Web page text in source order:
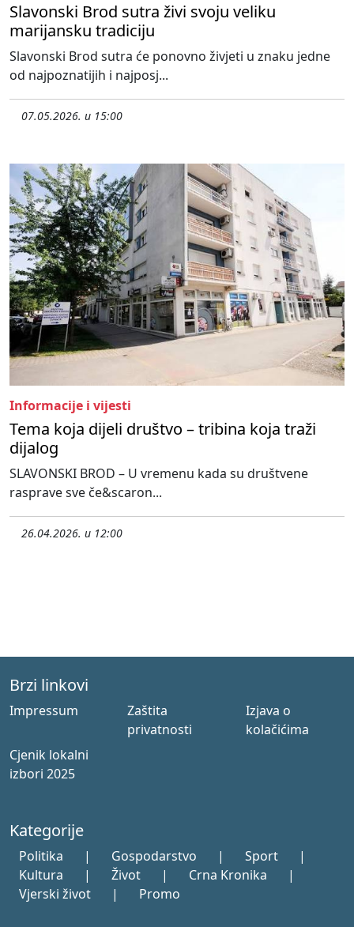
Slavonski Brod sutra živi svoju veliku
marijansku tradiciju
Slavonski Brod sutra će ponovno živjeti u znaku jedne
od najpoznatijih i najposj...
07.05.2026. u 15:00
Informacije i vijesti
Tema koja dijeli društvo – tribina koja traži
dijalog
SLAVONSKI BROD – U vremenu kada su društvene
rasprave sve če&scaron...
26.04.2026. u 12:00
Brzi linkovi
Impressum
Zaštita
privatnosti
Izjava o
kolačićima
Cjenik lokalni
izbori 2025
Kategorije
Politika | Gospodarstvo | Sport
|
Kultura
| Život | Crna Kronika
|
Vjerski život
| Promo